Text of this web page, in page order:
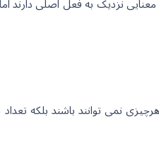
نمی توانند باشند بلکه